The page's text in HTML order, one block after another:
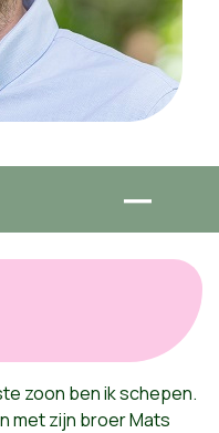
zoon ben ik schepen.
met zijn broer Mats